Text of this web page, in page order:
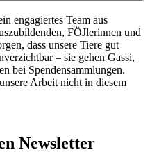
engagiertes Team aus
FÖJlerinnen und
dass unsere Tiere gut
– sie gehen Gassi,
bei Spendensammlungen.
Arbeit nicht in diesem
Newsletter